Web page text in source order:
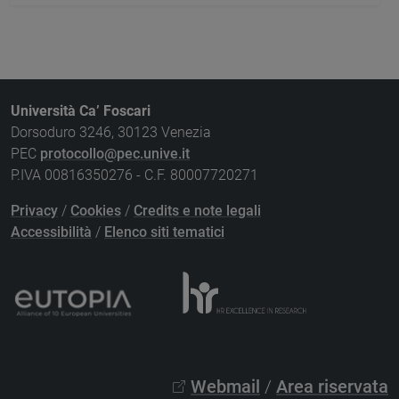
Università Ca’ Foscari
Dorsoduro 3246, 30123 Venezia
PEC protocollo@pec.unive.it
P.IVA 00816350276 - C.F. 80007720271
Privacy / Cookies / Credits e note legali
Accessibilità / Elenco siti tematici
Webmail / Area riservata